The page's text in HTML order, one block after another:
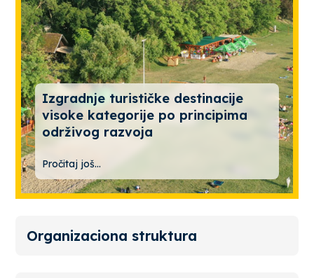
Izgradnje turističke destinacije
visoke kategorije po principima
održivog razvoja
Pročitaj još...
Organizaciona struktura